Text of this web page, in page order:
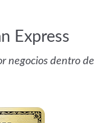
Express
negocios dentro de